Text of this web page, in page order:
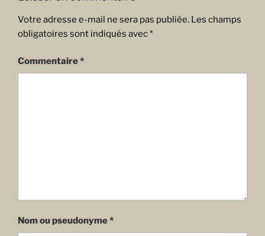
Votre adresse e-mail ne sera pas publiée. Les champs
obligatoires sont indiqués avec*
Commentaire*
Nom ou pseudonyme *